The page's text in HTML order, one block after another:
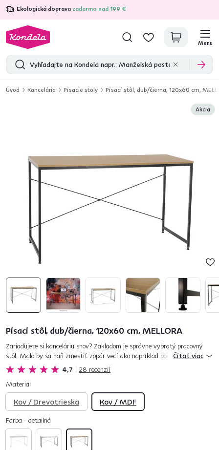
Ekologická doprava zadarmo nad 199 €
4,7 31 211overených produktových recenzií
Menu
Úvod Kancelária Písacie stoly Písací stôl, dub/čierna, 120x60 cm,
Akcia
Písací stôl, dub/čierna, 120x60 cm, MELLORA
4,7 28 recenzií
Zariaďujete si kanceláriu snov? Základom je správne vybratý pracovný
stôl. Malo by sa naň zmestiť zopár vecí ako napríklad počítač,
klávesnica, myš, tlačiareň, telefón, ale aj zakladače. Ako sa hov...
Čítať viac
Materiál
Kov / Drevotrieska Kov / MDF
Farba - detailná